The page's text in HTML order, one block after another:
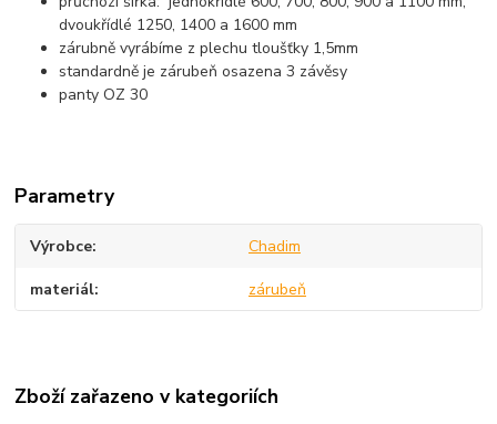
dvoukřídlé 1250, 1400 a 1600 mm
zárubně vyrábíme z plechu tloušťky 1,5mm
standardně je zárubeň osazena 3 závěsy
panty OZ 30
Parametry
Výrobce Chadim
materiál zárubeň
Zboží zařazeno v kategoriích